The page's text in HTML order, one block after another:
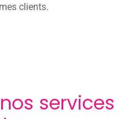
clients.
services